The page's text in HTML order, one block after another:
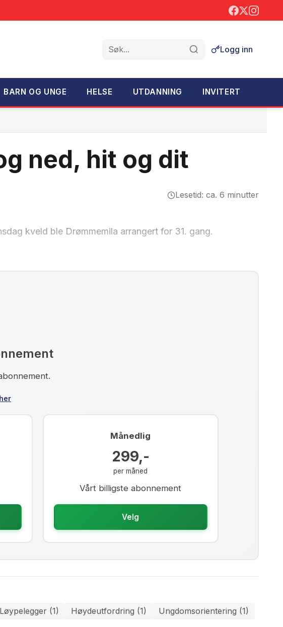
Søk
Logg inn
BARN OG UNGE HELSE UTDANNING INVITERT
ned, hit og dit
Lesetid: ca. 6 minutter
kveld ble Drømmemila arrangert for 31. gang.
Månedlig
299,-
per måned
Vårt billigste abonnement
Velg
Løypelegger (1) Høydeutfordring (1) Ungdomsorientering (1)